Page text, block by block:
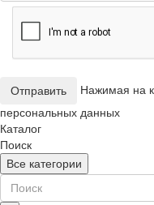
Отправить
Нажимая на
персональных данных
Каталог
Поиск
Все категории